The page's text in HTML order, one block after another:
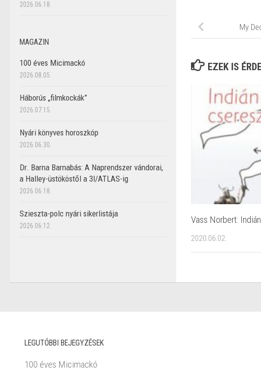
My
EZEK IS
Vass Norbert:
2020.06.02.
2026.06.18.
MAGAZIN
100 éves Micimackó
2026.08.05.
Háborús „filmkockák”
2026.07.15.
Nyári könyves horoszkóp
2026.06.30.
Dr. Barna Barnabás: A Naprendszer vándorai,
a Halley-üstököstől a 3I/ATLAS-ig
2026.06.18.
Szieszta-polc nyári sikerlistája
2026.06.12.
LEGUTÓBBI BEJEGYZÉSEK
100 éves Micimackó